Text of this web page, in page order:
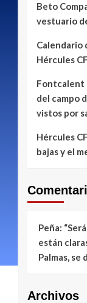
Beto
vestuario
Calendario
Hércules CF
Fontcalent
del campo
vistos por
Hércules
bajas y el
Peña:
están
Palmas, se
Archivos